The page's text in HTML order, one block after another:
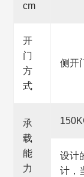
cm
开
门
方
式
侧开
承
载
能
力
设计
计，